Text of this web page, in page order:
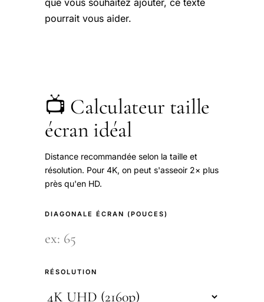
que vous souhaitez ajouter, ce texte
pourrait vous aider.
📺 Calculateur taille
écran idéal
Distance recommandée selon la taille et
résolution. Pour 4K, on peut s'asseoir 2× plus
près qu'en HD.
DIAGONALE ÉCRAN (POUCES)
RÉSOLUTION